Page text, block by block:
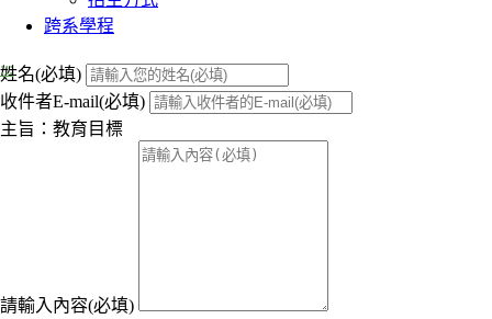
跨系學程
:::
姓名(必填)
收件者E-mail(必填)
主旨：教育目標
請輸入內容(必填)